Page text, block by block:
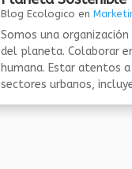
Blog Ecologico en
Somos una
del planeta. Colaborar
humana. Estar atentos
sectores urbanos,